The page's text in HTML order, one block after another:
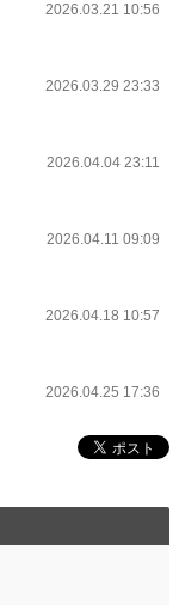
2026.03.21 10:56
2026.03.29 23:33
2026.04.04 23:11
2026.04.11 09:09
2026.04.18 10:57
2026.04.25 17:36